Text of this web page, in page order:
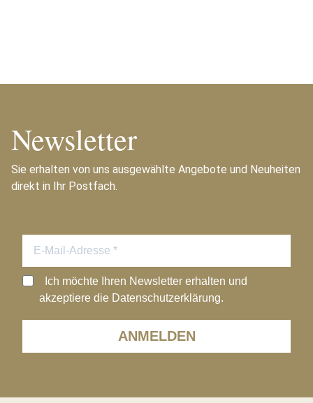
Newsletter
Sie erhalten von uns ausgewählte Angebote und Neuheiten
direkt in Ihr Postfach.
ANMELDEN
Ich möchte Ihren Newsletter erhalten und
akzeptiere die Datenschutzerklärung.